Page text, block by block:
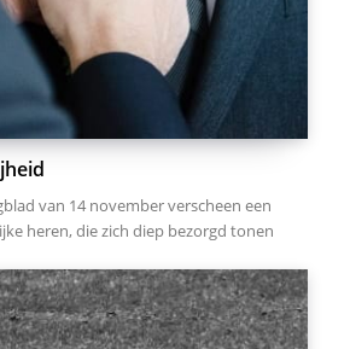
van 14 november verscheen een
heren, die zich diep bezorgd tonen